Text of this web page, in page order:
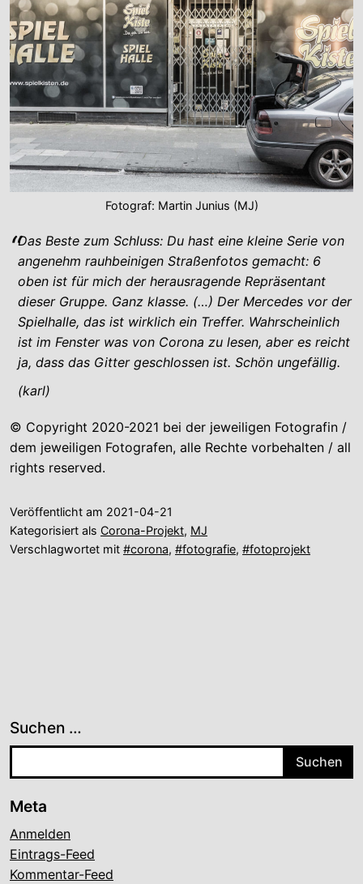
Fotograf: Martin Junius (MJ)
Das Beste zum Schluss: Du hast eine kleine Serie von
angenehm rauhbeinigen Straßenfotos gemacht: 6
oben ist für mich der herausragende Repräsentant
dieser Gruppe. Ganz klasse. (…) Der Mercedes vor der
Spielhalle, das ist wirklich ein Treffer. Wahrscheinlich
ist im Fenster was von Corona zu lesen, aber es reicht
ja, dass das Gitter geschlossen ist. Schön ungefällig.
(karl)
© Copyright 2020-2021 bei der jeweiligen Fotografin /
dem jeweiligen Fotografen, alle Rechte vorbehalten / all
rights reserved.
Veröffentlicht am 2021-04-21
Kategorisiert als Corona-Projekt, MJ
Verschlagwortet mit #corona, #fotografie, #fotoprojekt
Suchen …
Meta
Anmelden
Eintrags-Feed
Kommentar-Feed